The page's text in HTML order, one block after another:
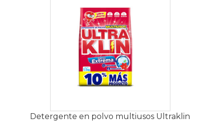
Detergente en polvo multiusos Ultraklin